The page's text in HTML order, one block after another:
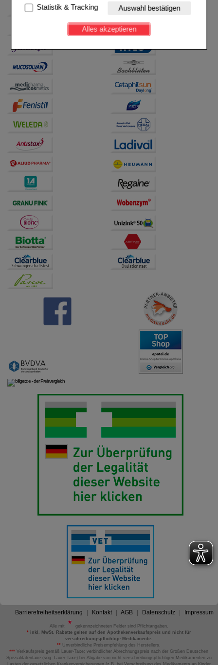
Website notwendig sind (z.B. Navigation, Warenkorb,
Kundenkonto), weshalb auf diese nicht verzichtet
werden kann.
Einkaufserlebnis noch ansprechender zu gestalten,
Besuchers oder unsere Seite an bevorzugte
Verhaltensweisen (z.B. Spracheinstellung)
anzupassen. Komfort-Cookies ermöglichen es uns
auch auf Ihre Bedürfnisse zugeschrittene Inhalte
anzuzeigen und unser Partnerprogramm zu
betreiben.
Statistik & Tracking:
Hierüber lassen sich
Informationen über die Art und Weise der Nutzung
unserer Website sammeln, mit deren Hilfe wir unsere
auf unserer Website aber auch die Werbung auf
Drittseiten möglichst relevant für Sie zu gestalten.
Bitte beachten Sie, dass Daten hierfür teilweise an
Dritte wie z.B. Google oder soziale Medien
Statistik & Tracking Auswahl bestätigen
Alles akzeptieren
Barrierefreiheitserklärung Kontakt AGB Datenschutz Impressum
Alle mit
gekennzeichneten Felder sind Pflichtangaben.
*inkl. MwSt. Rabatte gelten auf den Apothekenverkaufspreis und nicht für
verschreibungspflichtige Medikamente.
** Unverbindliche Preisempfehlung des Herstellers.
*** Verkaufspreis gemäß Lauer-Taxe; verbindlicher Abrechnungspreis nach der Großen Deutschen
Spezialitätentaxe (sog. Lauer-Taxe) bei Abgabe von nicht verschreibungspflichtigen Medikamenten zu
Lasten der gesetzlichen Krankenversicherungen (z.B. bei Verschreibung des Medikaments an Kinder